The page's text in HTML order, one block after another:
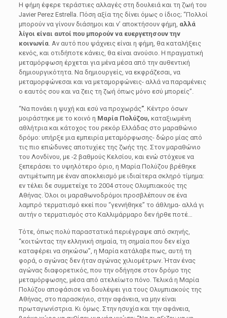
Η φήμη έφερε τεράστιες αλλαγές στη δουλειά και τη ζωή του
Javier Perez Estrella. Πόση αξία της δίνει όμως ο ίδιος; “Πολλοί
μπορούν να γίνουν διάσημοι και ν’ αποκτήσουν φήμη, αλλά
λίγοι είναι αυτοί που μπορούν να ευεργετησουν την
κοινωνία. Αν αυτό που ψάχνεις είναι η φήμη, θα καταλήξεις
κενός, και οτιδήποτε κάνεις, θα είναι ανούσιο. Η πραγματική
μεταμόρφωση έρχεται για μένα μέσα από την αυθεντική
δημιουργικότητα. Να δημιουργείς, να εκφράζεσαι, να
μεταμορφώνεσαι και να μεταμορφώνεις- αλλά να παραμένεις
ο εαυτός σου και να ζεις τη ζωή όπως μόνο εσύ μπορείς”.
“Να πονάει η ψυχή και εσύ να προχωράς”. Κέντρο όσων
μοιράστηκε με το κοινό η Μαρία Πολύζου, καταξιωμένη
αθλήτρια και κάτοχος του ρεκόρ Ελλάδας στο μαραθώνιο
δρόμο: υπήρξε μια εμπειρία μεταμόρφωσης- δώρο μίας από
τις πιο επώδυνες αποτυχίες της ζωής της. Στον μαραθώνιο
του Λονδίνου, με -2 βαθμούς Κελσίου, και ενώ στόχευε να
ξεπεράσει το υψηλότερο όριο, η Μαρία Πολύζου βρέθηκε
αντιμέτωπη με έναν αποκλεισμό με ιδιαίτερα σκληρό τίμημα:
εν τέλει δε συμμετείχε το 2004 στους Ολυμπιακούς της
Αθήνας. Όλοι οι μαραθωνοδρόμοι προσβλέπουν σε ένα
λαμπρό τερματισμό εκεί που “γεννήθηκε” το άθλημα- αλλά γι
αυτήν ο τερματισμός στο Καλλιμάρμαρο δεν ήρθε ποτέ…
Τότε, όπως πολύ παραστατικά περιέγραψε από σκηνής,
“κοιτώντας την ελληνική σημαία, τη σημαία που δεν είχα
καταφέρει να σηκώσω”, η Μαρία κατάλαβε πως, αυτή τη
φορά, ο αγώνας δεν ήταν αγώνας χιλιομέτρων. Ήταν ένας
αγώνας διαφορετικός, που την οδήγησε στον δρόμο της
μεταμόρφωσης, μέσα από ατελείωτο πόνο. Τελικά η Μαρία
Πολύζου αποφάσισε να δουλέψει για τους Ολυμπιακούς της
Αθήνας, στο παρασκήνιο, στην αφάνεια, να μην είναι
πρωταγωνίστρια. Κι όμως. Στην ησυχία και την αφάνεια,